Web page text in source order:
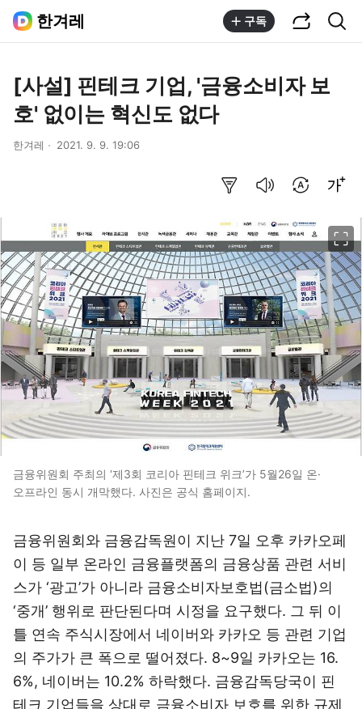
한겨레 구독
[사설] 핀테크 기업, '금융소비자 보
호' 없이는 혁신도 없다
한겨레 2021. 9. 9. 19:06
금융위원회 주최의 ‘제3회 코리아 핀테크 위크’가 5월26일 온·
오프라인 동시 개막했다. 사진은 공식 홈페이지.
금융위원회와 금융감독원이 지난 7일 오후 카카오페
이 등 일부 온라인 금융플랫폼의 금융상품 관련 서비
스가 ‘광고’가 아니라 금융소비자보호법(금소법)의
‘중개’ 행위로 판단된다며 시정을 요구했다. 그 뒤 이
틀 연속 주식시장에서 네이버와 카카오 등 관련 기업
의 주가가 큰 폭으로 떨어졌다. 8~9일 카카오는 16.
6%, 네이버는 10.2% 하락했다. 금융감독당국이 핀
테크 기업들을 상대로 금융소비자 보호를 위한 규제